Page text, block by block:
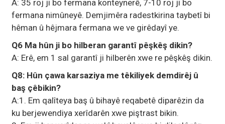
A: 35 roj ji bo fermana konteynerê, 7-10 roj ji bo
fermana nimûneyê. Demjimêra radestkirina taybetî bi
hêman û hêjmara fermana we ve girêdayî ye.
Q6 Ma hûn ji bo hilberan garantî pêşkêş dikin?
A: Erê, em 1 sal garantî ji hilberên xwe re pêşkêş dikin.
Q8: Hûn çawa karsaziya me têkiliyek demdirêj û
baş çêbikin?
A:1. Em qalîteya baş û bihayê reqabetê diparêzin da
ku berjewendiya xerîdarên xwe piştrast bikin.